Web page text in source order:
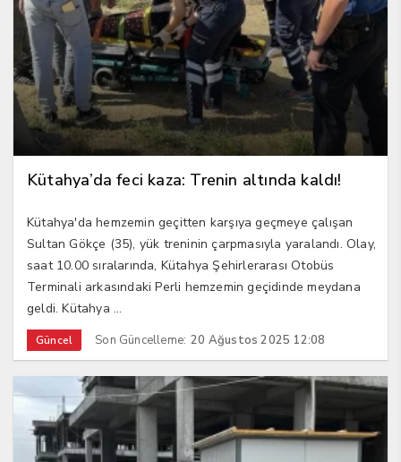
Kütahya’da feci kaza: Trenin altında kaldı!
Kütahya'da hemzemin geçitten karşıya geçmeye çalışan
Sultan Gökçe (35), yük treninin çarpmasıyla yaralandı. Olay,
saat 10.00 sıralarında, Kütahya Şehirlerarası Otobüs
Terminali arkasındaki Perli hemzemin geçidinde meydana
geldi. Kütahya ...
Güncel Son Güncelleme: 20 Ağustos 2025 12:08